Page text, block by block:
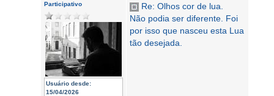
Participativo
Usuário desde:
15/04/2026
Re: Olhos cor de lua.
Não podia ser diferente. Foi
por isso que nasceu esta Lua
tão desejada.